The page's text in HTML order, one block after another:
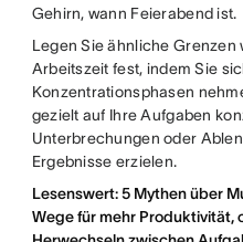
Gehirn, wann Feierabend ist.
Legen Sie ähnliche
Arbeitszeit fest, indem Sie
Konzentrationsphasen
gezielt auf Ihre Aufgaben
Unterbrechungen oder
Ergebnisse erzielen.
Lesenswert: 5 Mythen über
Wege für mehr Produktivität,